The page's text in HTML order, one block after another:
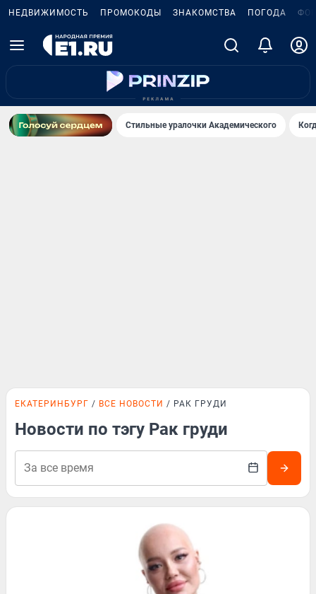
НЕДВИЖИМОСТЬ ПРОМОКОДЫ ЗНАКОМСТВА ПОГОДА
Стильные уралочки Академического
ЕКАТЕРИНБУРГ ВСЕ НОВОСТИ РАК ГРУДИ
Новости по тэгу Рак груди